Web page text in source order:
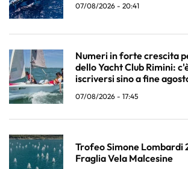
07/08/2026 - 20:41
Numeri in forte crescita
dello Yacht Club Rimini:
iscriversi sino a fine
07/08/2026 - 17:45
Trofeo Simone Lombardi
Fraglia Vela Malcesine